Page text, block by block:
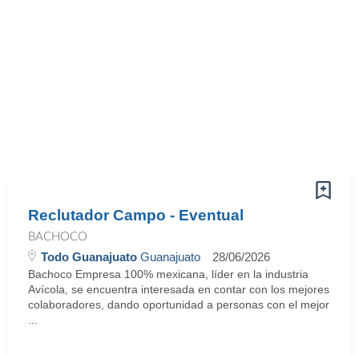
Reclutador Campo - Eventual
BACHOCO
Todo Guanajuato Guanajuato 28/06/2026
Bachoco Empresa 100% mexicana, líder en la industria
Avícola, se encuentra interesada en contar con los mejores
colaboradores, dando oportunidad a personas con el mejor